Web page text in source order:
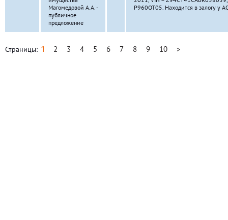
Магомедовой А.А. -
публичное
предложение
Р960ОТ05. Находится в залогу у
Страницы: 1 2 3 4 5 6 7 8 9 10 >